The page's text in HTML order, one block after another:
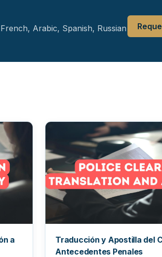
Arabic, Spanish, Russian
a
Traducción y Apostilla del
Antecedentes Penales